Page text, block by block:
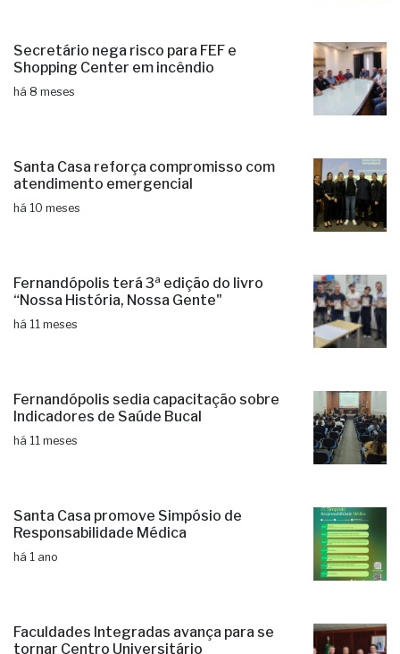
Secretário nega risco para FEF e
Shopping Center em incêndio
há 8 meses
Santa Casa reforça compromisso com
atendimento emergencial
há 10 meses
Fernandópolis terá 3ª edição do livro
“Nossa História, Nossa Gente"
há 11 meses
Fernandópolis sedia capacitação sobre
Indicadores de Saúde Bucal
há 11 meses
Santa Casa promove Simpósio de
Responsabilidade Médica
há 1 ano
Faculdades Integradas avança para se
tornar Centro Universitário